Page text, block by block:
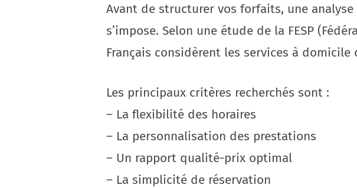
Avant de structurer vos forfaits, une
s’impose. Selon une étude de la FESP
Français considèrent les services à
Les principaux critères recherchés sont :
– La flexibilité des horaires
– La personnalisation des prestations
– Un rapport qualité-prix optimal
– La simplicité de réservation